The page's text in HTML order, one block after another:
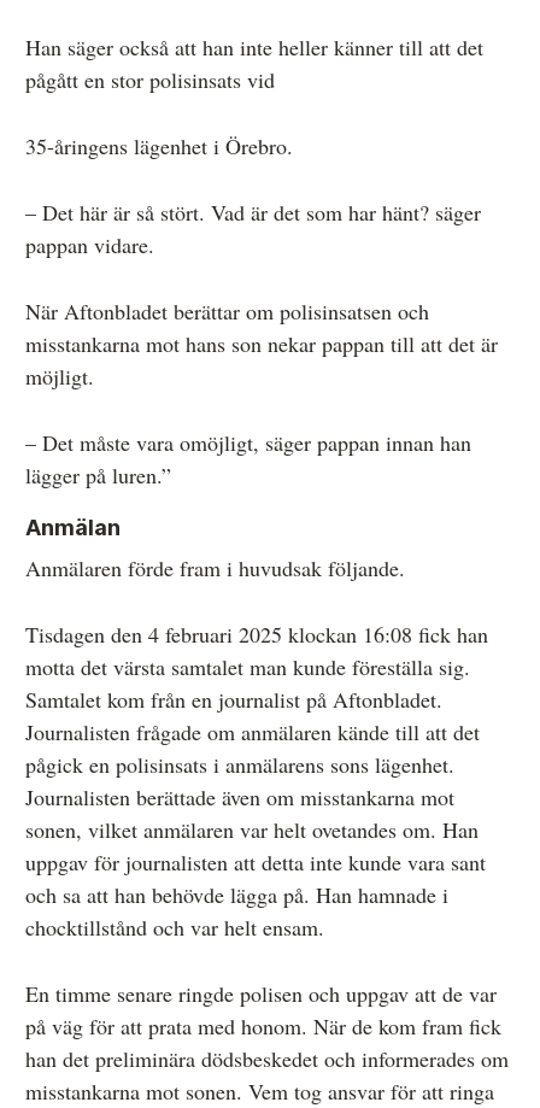
Han säger också att han inte heller känner till att det
pågått en stor polisinsats vid
35-åringens lägenhet i Örebro.
– Det här är så stört. Vad är det som har hänt? säger
pappan vidare.
När Aftonbladet berättar om polisinsatsen och
misstankarna mot hans son nekar pappan till att det är
möjligt.
– Det måste vara omöjligt, säger pappan innan han
lägger på luren.”
Anmälan
Anmälaren förde fram i huvudsak följande.
Tisdagen den 4 februari 2025 klockan 16:08 fick han
motta det värsta samtalet man kunde föreställa sig.
Samtalet kom från en journalist på Aftonbladet.
Journalisten frågade om anmälaren kände till att det
pågick en polisinsats i anmälarens sons lägenhet.
Journalisten berättade även om misstankarna mot
sonen, vilket anmälaren var helt ovetandes om. Han
uppgav för journalisten att detta inte kunde vara sant
och sa att han behövde lägga på. Han hamnade i
chocktillstånd och var helt ensam.
En timme senare ringde polisen och uppgav att de var
på väg för att prata med honom. När de kom fram fick
han det preliminära dödsbeskedet och informerades om
misstankarna mot sonen. Vem tog ansvar för att ringa